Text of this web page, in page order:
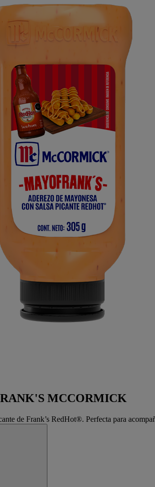
MCCORMICK
de Frank’s RedHot®. Perfecta para